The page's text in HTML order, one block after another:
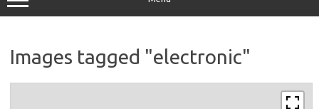
Images tagged "electronic"